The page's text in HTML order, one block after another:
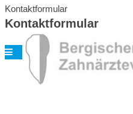
Kontaktformular
Kontaktformular